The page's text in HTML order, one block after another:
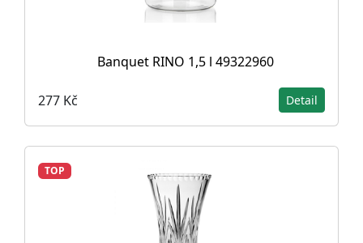
Banquet RINO 1,5 l 49322960
277 Kč Detail
TOP